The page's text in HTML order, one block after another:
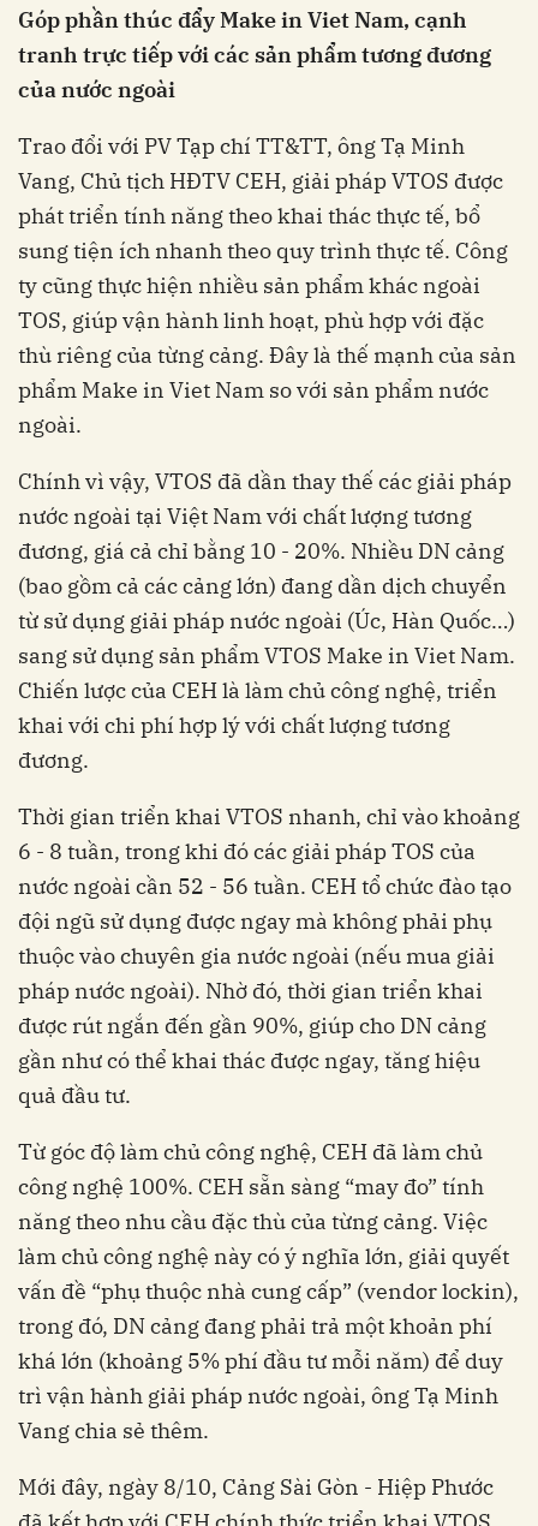
Góp phần thúc đẩy Make in Viet Nam, cạnh
tranh trực tiếp với các sản phẩm tương đương
của nước ngoài
Trao đổi với PV Tạp chí TT&TT, ông Tạ Minh
Vang, Chủ tịch HĐTV CEH, giải pháp VTOS được
phát triển tính năng theo khai thác thực tế, bổ
sung tiện ích nhanh theo quy trình thực tế. Công
ty cũng thực hiện nhiều sản phẩm khác ngoài
TOS, giúp vận hành linh hoạt, phù hợp với đặc
thù riêng của từng cảng. Đây là thế mạnh của sản
phẩm Make in Viet Nam so với sản phẩm nước
ngoài.
Chính vì vậy, VTOS đã dần thay thế các giải pháp
nước ngoài tại Việt Nam với chất lượng tương
đương, giá cả chỉ bằng 10 - 20%. Nhiều DN cảng
(bao gồm cả các cảng lớn) đang dần dịch chuyển
từ sử dụng giải pháp nước ngoài (Úc, Hàn Quốc…)
sang sử dụng sản phẩm VTOS Make in Viet Nam.
Chiến lược của CEH là làm chủ công nghệ, triển
khai với chi phí hợp lý với chất lượng tương
đương.
Thời gian triển khai VTOS nhanh, chỉ vào khoảng
6 - 8 tuần, trong khi đó các giải pháp TOS của
nước ngoài cần 52 - 56 tuần. CEH tổ chức đào tạo
đội ngũ sử dụng được ngay mà không phải phụ
thuộc vào chuyên gia nước ngoài (nếu mua giải
pháp nước ngoài). Nhờ đó, thời gian triển khai
được rút ngắn đến gần 90%, giúp cho DN cảng
gần như có thể khai thác được ngay, tăng hiệu
quả đầu tư.
Từ góc độ làm chủ công nghệ, CEH đã làm chủ
công nghệ 100%. CEH sẵn sàng “may đo” tính
năng theo nhu cầu đặc thù của từng cảng. Việc
làm chủ công nghệ này có ý nghĩa lớn, giải quyết
vấn đề “phụ thuộc nhà cung cấp” (vendor lockin),
trong đó, DN cảng đang phải trả một khoản phí
khá lớn (khoảng 5% phí đầu tư mỗi năm) để duy
trì vận hành giải pháp nước ngoài, ông Tạ Minh
Vang chia sẻ thêm.
Mới đây, ngày 8/10, Cảng Sài Gòn - Hiệp Phước